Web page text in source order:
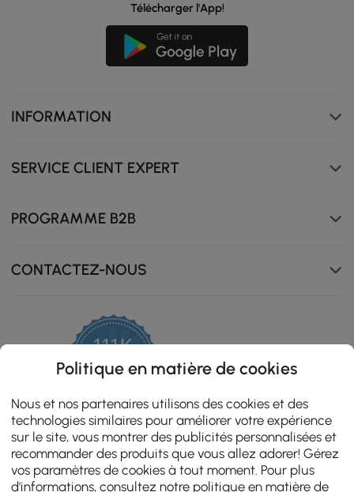
Télécharger l'App!
INFORMATION
SERVICE CLIENT EXPERT
PROGRAMME B2B
CONTACTEZ-NOUS
111K
star
ZERTIFIZIERTE BEWERTUNGEN
Politique en matière de cookies
Nous et nos partenaires utilisons des cookies et des
technologies similaires pour améliorer votre expérience
sur le site, vous montrer des publicités personnalisées et
recommander des produits que vous allez adorer! Gérez
vos paramètres de cookies à tout moment. Pour plus
d'informations, consultez notre politique en matière de